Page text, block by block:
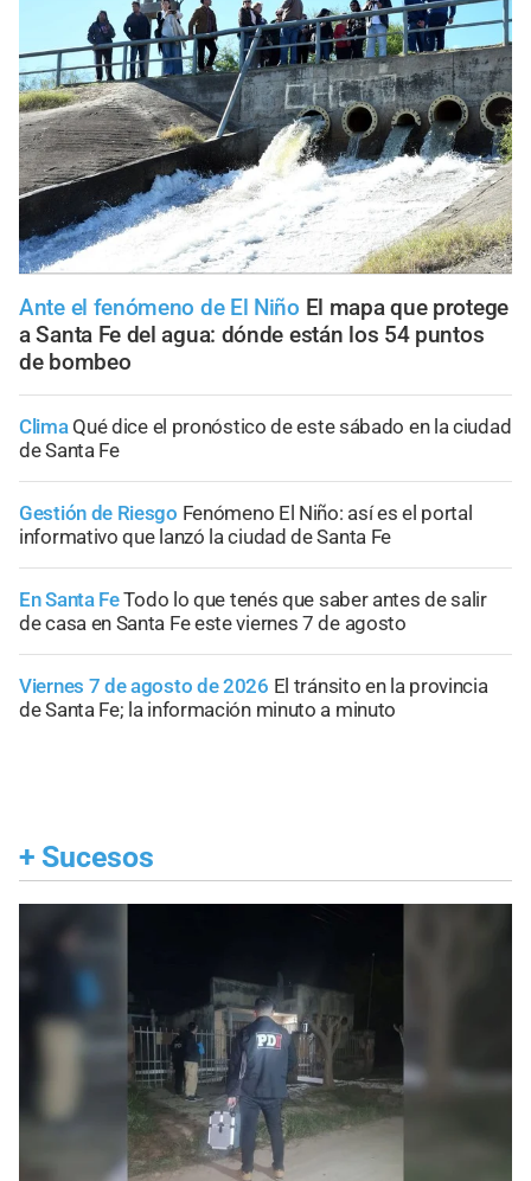
Ante el fenómeno de El Niño El mapa que protege
a Santa Fe del agua: dónde están los 54 puntos
de bombeo
Clima Qué dice el pronóstico de este sábado en la ciudad
de Santa Fe
Gestión de Riesgo Fenómeno El Niño: así es el portal
informativo que lanzó la ciudad de Santa Fe
En Santa FeTodo lo que tenés que saber antes de salir
de casa en Santa Fe este viernes 7 de agosto
Viernes 7 de agosto de 2026 El tránsito en la provincia
de Santa Fe; la información minuto a minuto
+ Sucesos